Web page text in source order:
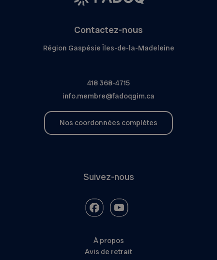
Contactez-nous
Région Gaspésie Îles-de-la-Madeleine
418 368-4715
info.membre@fadoqgim.ca
Nos coordonnées complètes
Suivez-nous
À propos
Avis de retrait